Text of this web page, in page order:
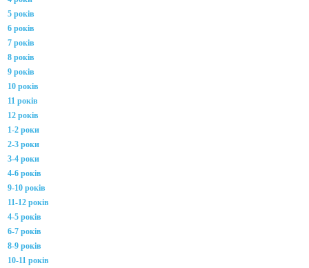
5 років
6 років
7 років
8 років
9 років
10 років
11 років
12 років
1-2 роки
2-3 роки
3-4 роки
4-6 років
9-10 років
11-12 років
4-5 років
6-7 років
8-9 років
10-11 років